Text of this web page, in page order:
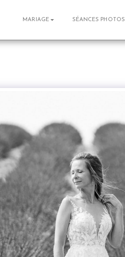
MARIAGE SÉANCES PHOTOS